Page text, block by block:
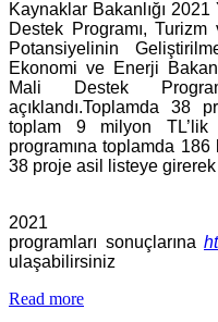
Kaynaklar Bakanlığı 2021
Destek Programı,
Potansiyelinin
Ekonomi ve Enerji
Mali Destek
açıklandı.Toplamda 38
toplam 9 milyon
programına toplamda 186
38 proje asil listeye girerek
2021
programları sonuçlarına
ulaşabilirsiniz
Read more